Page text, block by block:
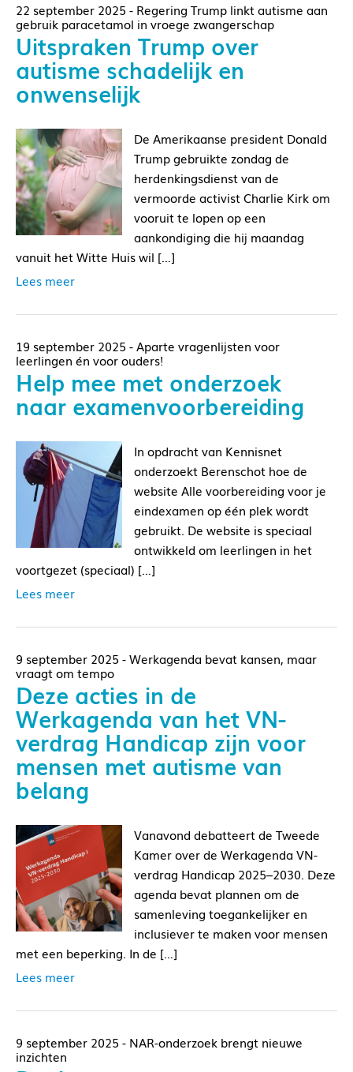
22 september 2025 - Regering Trump linkt autisme aan
gebruik paracetamol in vroege zwangerschap
Uitspraken Trump over
autisme schadelijk en
onwenselijk
De Amerikaanse president Donald
Trump gebruikte zondag de
herdenkingsdienst van de
vermoorde activist Charlie Kirk om
vooruit te lopen op een
aankondiging die hij maandag
vanuit het Witte Huis wil […]
Lees meer
19 september 2025 - Aparte vragenlijsten voor
leerlingen én voor ouders!
Help mee met onderzoek
naar examenvoorbereiding
In opdracht van Kennisnet
onderzoekt Berenschot hoe de
website Alle voorbereiding voor je
eindexamen op één plek wordt
gebruikt. De website is speciaal
ontwikkeld om leerlingen in het
voortgezet (speciaal) […]
Lees meer
9 september 2025 - Werkagenda bevat kansen, maar
vraagt om tempo
Deze acties in de
Werkagenda van het VN-
verdrag Handicap zijn voor
mensen met autisme van
belang
Vanavond debatteert de Tweede
Kamer over de Werkagenda VN-
verdrag Handicap 2025–2030. Deze
agenda bevat plannen om de
samenleving toegankelijker en
inclusiever te maken voor mensen
met een beperking. In de […]
Lees meer
9 september 2025 - NAR-onderzoek brengt nieuwe
inzichten